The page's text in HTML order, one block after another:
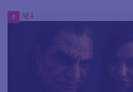
# ΝΕΑ